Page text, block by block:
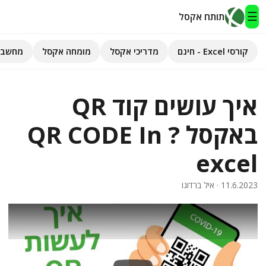
☰ תותח אקסל
קורסי Excel - חינם
מדריכי אקסל
מחשבוני אקסל
פיתוח אפליקציות
חיפוש
קורסי Excel - חינם מדריכי אקסל מומחה אקסל
איך עושים קוד QR
באקסל ? QR CODE In
excel
11.6.2023 · איל ברדוגו